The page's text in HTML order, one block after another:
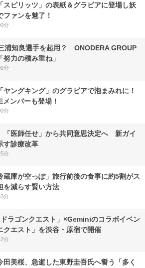
スピリッツ」の表紙＆グラビアに登場し妖
ファンを魅了！
分
浦知良選手を起用？ ONODERA GROUP
努力の積み重ね」
分
ヤングキング」のグラビアで泡まみれに！
メンバーも登場！
分
「医師任せ」から共同意思決定へ 新ガイ
す診療改革
分
蔵庫が空っぽ」旅行前後の食事に約5割がス
減らす賢い方法
分
ラゴンクエスト」×Geminiのコラボイベン
クエスト」を渋谷・原宿で開催
分
田美桜、急逝した東野圭吾氏へ誓う「多く